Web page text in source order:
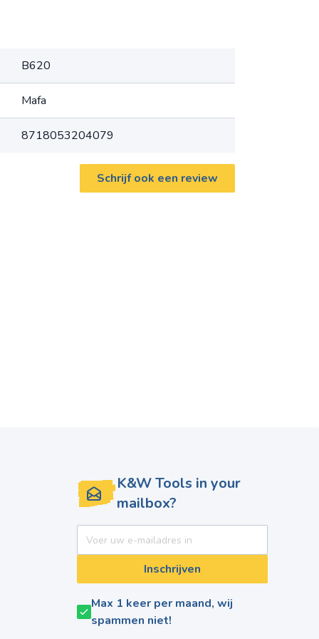
B620
Mafa
8718053204079
Schrijf ook een review
K&W Tools in your
mailbox?
E-mail adres
Inschrijven
Max 1 keer per maand, wij
spammen niet!